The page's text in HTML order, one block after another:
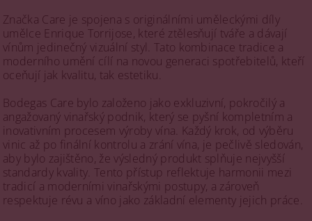
Značka Care je spojena s originálními uměleckými díly
umělce Enrique Torrijose, které ztělesňují tváře a dávají
vínům jedinečný vizuální styl. Tato kombinace tradice a
moderního umění cílí na novou generaci spotřebitelů, kteří
oceňují jak kvalitu, tak estetiku.
Bodegas Care bylo založeno jako exkluzivní, pokročilý a
angažovaný vinařský podnik, který se pyšní kompletním a
inovativním procesem výroby vína. Každý krok, od výběru
vinic až po finální kontrolu a zrání vína, je pečlivě sledován,
aby bylo zajištěno, že výsledný produkt splňuje nejvyšší
standardy kvality. Tento přístup reflektuje harmonii mezi
tradicí a moderními vinařskými postupy, a zároveň
respektuje révu a víno jako základní elementy jejich práce.